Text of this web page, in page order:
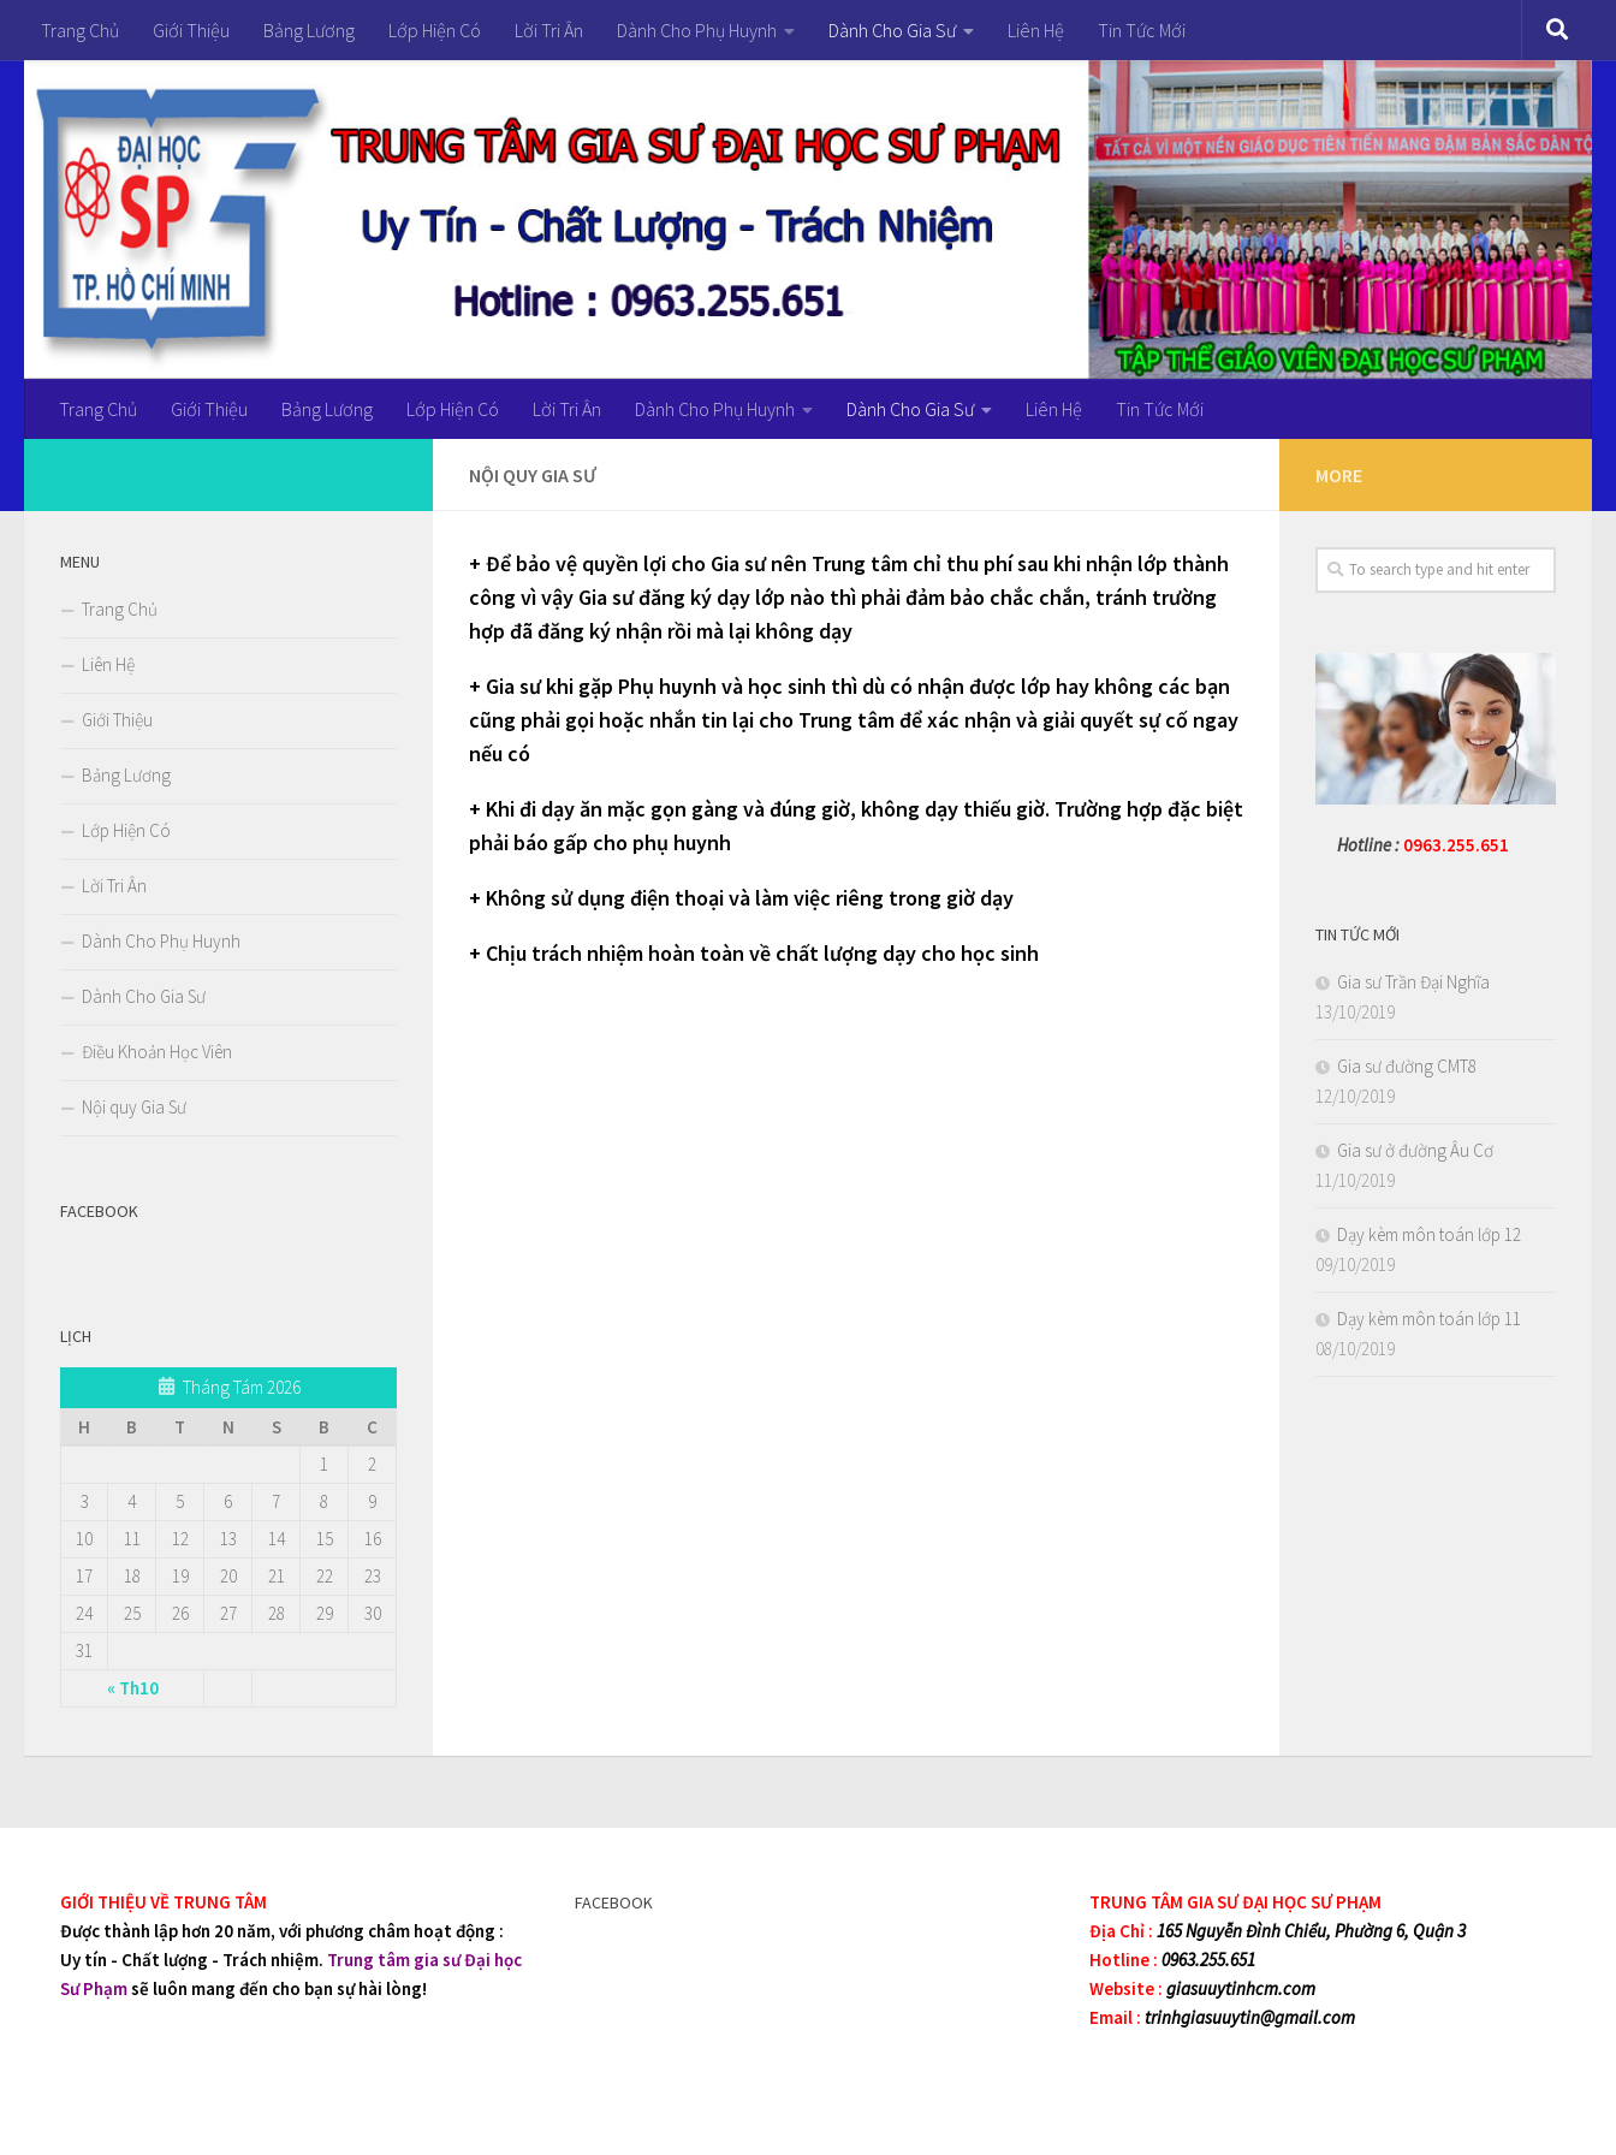
Trang Chủ Giới Thiệu Bảng Lương Lớp Hiện Có Lời Tri Ân Dành Cho Phụ Huynh Dành Cho Gia Sư Liên Hệ Tin Tức Mới
Trang Chủ Giới Thiệu Bảng Lương Lớp Hiện Có Lời Tri Ân Dành Cho Phụ Huynh Dành Cho Gia Sư Liên Hệ Tin Tức Mới
NỘI QUY GIA SƯ
+ Để bảo vệ quyền lợi cho Gia sư nên Trung tâm chỉ thu phí sau khi nhận lớp thành
công vì vậy Gia sư đăng ký dạy lớp nào thì phải đảm bảo chắc chắn, tránh trường
hợp đã đăng ký nhận rồi mà lại không dạy
+ Gia sư khi gặp Phụ huynh và học sinh thì dù có nhận được lớp hay không các bạn
cũng phải gọi hoặc nhắn tin lại cho Trung tâm để xác nhận và giải quyết sự cố ngay
nếu có
+ Khi đi dạy ăn mặc gọn gàng và đúng giờ, không dạy thiếu giờ. Trường hợp đặc biệt
phải báo gấp cho phụ huynh
+ Không sử dụng điện thoại và làm việc riêng trong giờ dạy
+ Chịu trách nhiệm hoàn toàn về chất lượng dạy cho học sinh
MENU
Trang Chủ
Liên Hệ
Giới Thiệu
Bảng Lương
Lớp Hiện Có
Lời Tri Ân
Dành Cho Phụ Huynh
Dành Cho Gia Sư
Điều Khoản Học Viên
Nội quy Gia Sư
FACEBOOK
LỊCH
Tháng Tám 2026
H
B T N S B C
« Th10
1
2
3
4 5 6 7 8
9
10
11 12 13 14 15
16
17
18 19 20 21 22
23
24
25 26 27 28 29
30
31
MORE
Hotline : 0963.255.651
TIN TỨC MỚI
Gia sư Trần Đại Nghĩa
13/10/2019
Gia sư đường CMT8
12/10/2019
Gia sư ở đường Âu Cơ
11/10/2019
Dạy kèm môn toán lớp 12
09/10/2019
Dạy kèm môn toán lớp 11
08/10/2019
GIỚI THIỆU VỀ TRUNG TÂM
Được thành lập hơn 20 năm, với phương châm hoạt động :
Uy tín - Chất lượng - Trách nhiệm. Trung tâm gia sư Đại học
Sư Phạmsẽ luôn mang đến cho bạn sự hài lòng!
FACEBOOK
TRUNG TÂM GIA SƯ ĐẠI HỌC SƯ PHẠM
Địa Chỉ : 165 Nguyễn Đình Chiểu, Phường 6, Quận 3
Hotline : 0963.255.651
Website : giasuuytinhcm.com
Email : trinhgiasuuytin@gmail.com